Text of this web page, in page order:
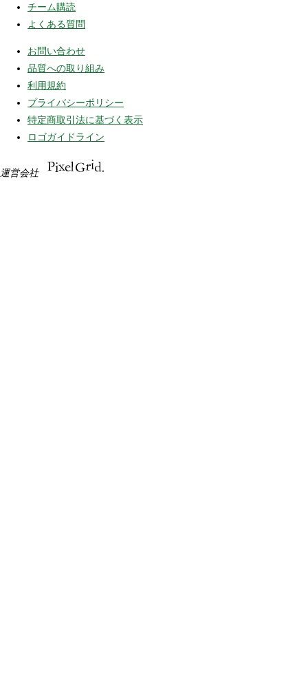
チーム購読
よくある質問
お問い合わせ
品質への取り組み
利用規約
プライバシーポリシー
特定商取引法に基づく表示
ロゴガイドライン
運営会社